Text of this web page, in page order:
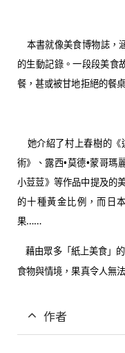
本書就像美食博物誌，
的生動記錄。一段段美食
餐，甚或被甘地拒絕的餐
她介紹了村上春樹的
術》、露西•莫德•蒙哥瑪
小荳荳》等作品中提及的
的十種黃金比例，而日
果……
藉由眾多「紙上美食」
食物與情境，果真令人無
作者